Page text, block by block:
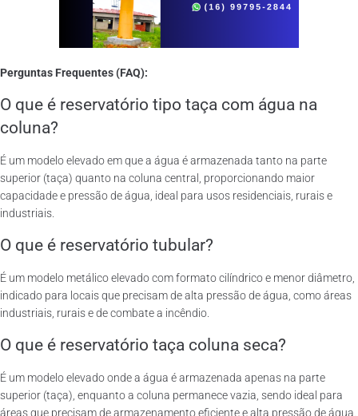
Perguntas Frequentes (FAQ):
O que é reservatório tipo taça com água na
coluna?
É um modelo elevado em que a água é armazenada tanto na parte
superior (taça) quanto na coluna central, proporcionando maior
capacidade e pressão de água, ideal para usos residenciais, rurais e
industriais.
O que é reservatório tubular?
É um modelo metálico elevado com formato cilíndrico e menor diâmetro,
indicado para locais que precisam de alta pressão de água, como áreas
industriais, rurais e de combate a incêndio.
O que é reservatório taça coluna seca?
É um modelo elevado onde a água é armazenada apenas na parte
superior (taça), enquanto a coluna permanece vazia, sendo ideal para
áreas que precisam de armazenamento eficiente e alta pressão de água.